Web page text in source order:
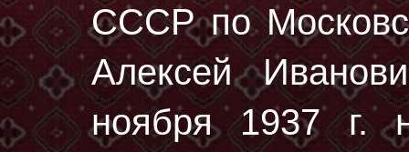
СССР по
Алексей
ноября 1937 г.